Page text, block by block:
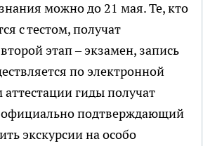
можно до 21 мая. Те, кто
с тестом, получат
этап – экзамен, запись
по электронной
гиды получат
подтверждающий
экскурсии на особо